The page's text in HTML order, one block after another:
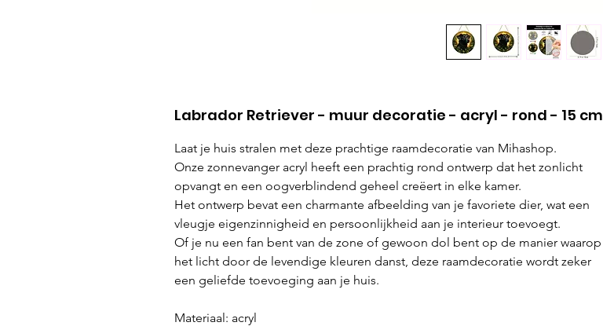
Labrador Retriever - muur decoratie - acryl - rond - 15 cm
Laat je huis stralen met deze prachtige raamdecoratie van Mihashop.
Onze zonnevanger acryl heeft een prachtig rond ontwerp dat het zonlicht
opvangt en een oogverblindend geheel creëert in elke kamer.
Het ontwerp bevat een charmante afbeelding van je favoriete dier, wat een
vleugje eigenzinnigheid en persoonlijkheid aan je interieur toevoegt.
Of je nu een fan bent van de zone of gewoon dol bent op de manier waarop
het licht door de levendige kleuren danst, deze raamdecoratie wordt zeker
een geliefde toevoeging aan je huis.
Materiaal: acryl